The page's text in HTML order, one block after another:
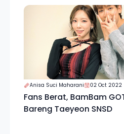
Anisa Suci Maharani 02 Oct 2022
Fans Berat, BamBam
Bareng Taeyeon SNSD